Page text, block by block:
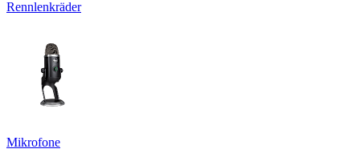
Rennlenkräder
Mikrofone